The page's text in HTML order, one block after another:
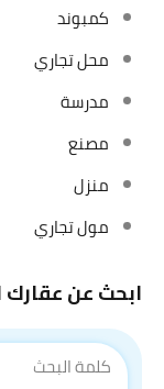
كمبوند
محل تجاري
مدرسة
مصنع
منزل
مول تجاري
ابحث عن
كلمة البحث